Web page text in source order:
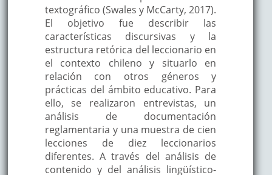
textográfico (Swales y McCarty, 2017).
El objetivo fue describir las
características discursivas y la
estructura retórica del leccionario en
el contexto chileno y situarlo en
relación con otros géneros y
prácticas del ámbito educativo. Para
ello, se realizaron entrevistas, un
análisis de documentación
reglamentaria y una muestra de cien
lecciones de diez leccionarios
diferentes. A través del análisis de
contenido y del análisis lingüístico-